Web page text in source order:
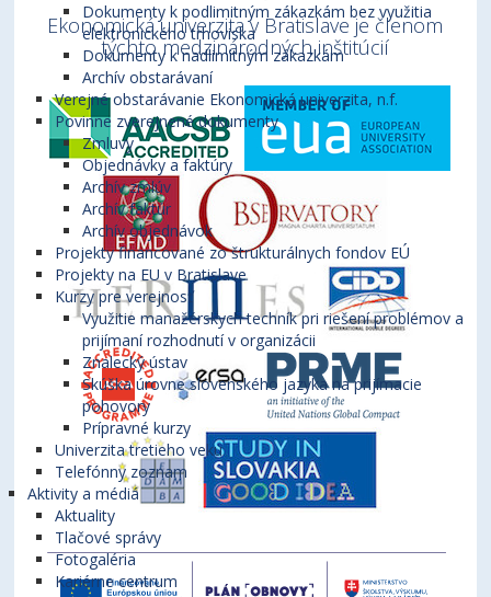
Dokumenty k podlimitným zákazkám bez využitia
elektronického trhoviska
Dokumenty k nadlimitným zákazkám
Archív obstarávaní
Verejné obstarávanie Ekonomická univerzita, n.f.
Povinne zverejnené dokumenty
Zmluvy
Objednávky a faktúry
Archív zmlúv
Archív faktúr
Archív objednávok
Projekty financované zo štrukturálnych fondov EÚ
Projekty na EU v Bratislave
Kurzy pre verejnosť
Využitie manažérskych techník pri riešení problémov a
prijímaní rozhodnutí v organizácii
Znalecký ústav
Skúška úrovne slovenského jazyka na prijímacie
pohovory
Prípravné kurzy
Univerzita tretieho veku
Telefónny zoznam
Aktivity a médiá
Aktuality
Tlačové správy
Fotogaléria
Kariérne centrum
Ekonomická univerzita v Bratislave je členom
týchto medzinárodných inštitúcií